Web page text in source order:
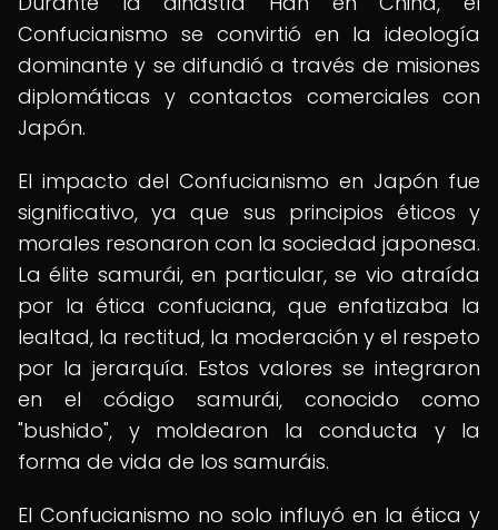
Confucianismo se convirtió en la ideología
dominante y se difundió a través de misiones
diplomáticas y contactos comerciales con
Japón.
El impacto del Confucianismo en Japón fue
significativo, ya que sus principios éticos y
morales resonaron con la sociedad japonesa.
La élite samurái, en particular, se vio atraída
por la ética confuciana, que enfatizaba la
lealtad, la rectitud, la moderación y el respeto
por la jerarquía. Estos valores se integraron
en el código samurái, conocido como
"bushido", y moldearon la conducta y la
forma de vida de los samuráis.
El Confucianismo no solo influyó en la ética y